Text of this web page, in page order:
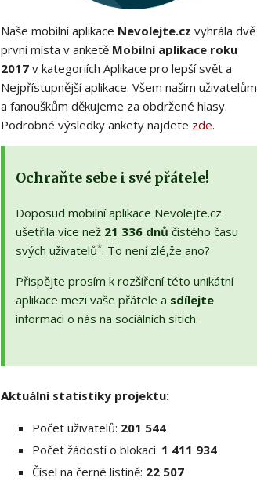
Naše mobilní aplikace Nevolejte.cz vyhrála dvě
první místa v anketě Mobilní aplikace roku
2017v kategoriích Aplikace pro lepší svět a
Nejpřístupnější aplikace. Všem našim uživatelům
a fanouškům děkujeme za obdržené hlasy.
Podrobné výsledky ankety najdete zde.
Ochraňte sebe i své přátele!
Doposud mobilní aplikace Nevolejte.cz
ušetřila více než 21 336 dnů čistého času
svých uživatelů*. To není zlé,že ano?
Přispějte prosím k rozšíření této unikátní
aplikace mezi vaše přátele a sdílejte
informaci o nás na sociálních sítích.
Aktuální statistiky projektu:
Počet uživatelů: 201 544
Počet žádostí o blokaci: 1 411 934
Čísel na černé listině: 22 507